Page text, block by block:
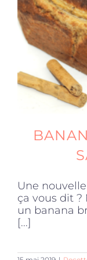
Produits sains
Click and
Accessoires
Offres
Une
ça vous dit
un banana
[...]